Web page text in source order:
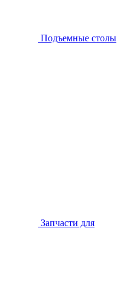
Подъемные столы
Запчасти для